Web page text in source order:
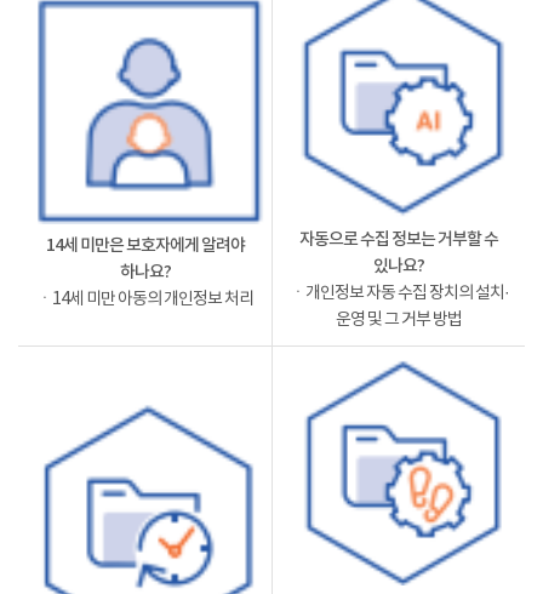
14세 미만은 보호자에게 알려야
하나요?
ㆍ14세 미만 아동의 개인정보 처리
자동으로 수집 정보는 거부할 수
있나요?
ㆍ개인정보 자동 수집 장치의 설치·
운영 및 그 거부 방법